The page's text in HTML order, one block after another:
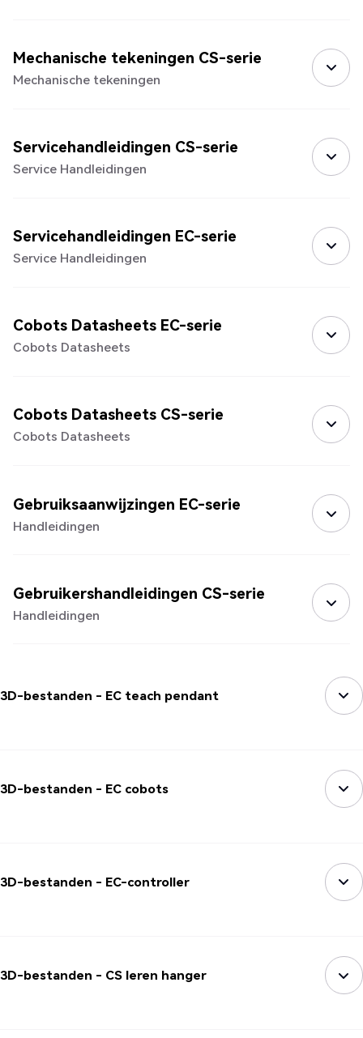
Mechanische tekeningen CS-serie
Mechanische tekeningen
Servicehandleidingen CS-serie
Service Handleidingen
Servicehandleidingen EC-serie
Service Handleidingen
Cobots Datasheets EC-serie
Cobots Datasheets
Cobots Datasheets CS-serie
Cobots Datasheets
Gebruiksaanwijzingen EC-serie
Handleidingen
Gebruikershandleidingen CS-serie
Handleidingen
3D-bestanden - EC teach pendant
3D-bestanden - EC cobots
3D-bestanden - EC-controller
3D-bestanden - CS leren hanger